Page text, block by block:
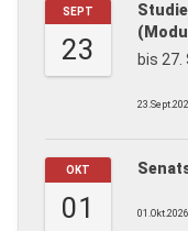
SEPT
23
bis
OKT
01